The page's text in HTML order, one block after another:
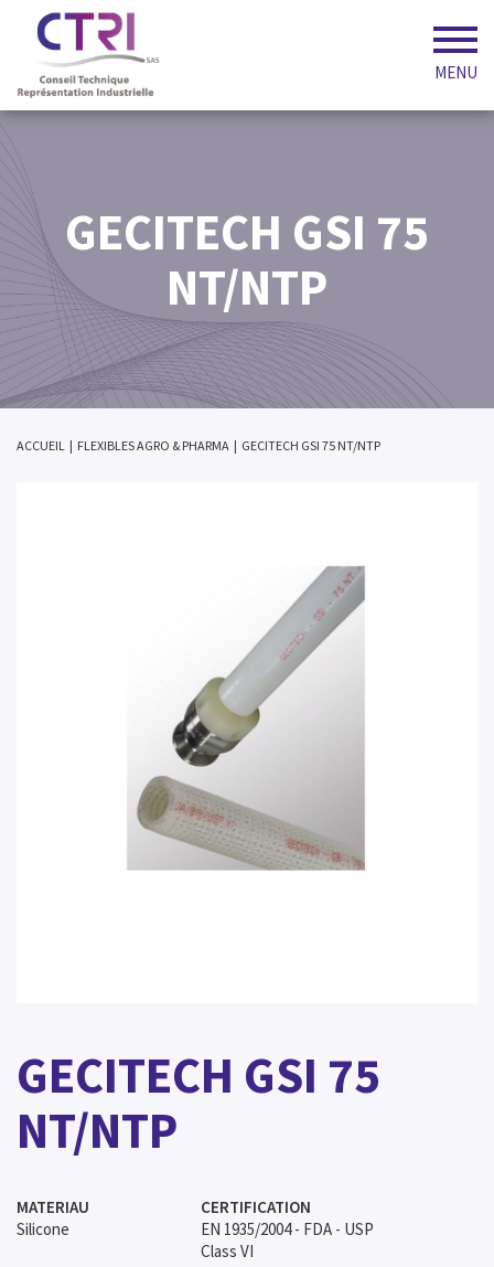
MENU
GECITECH GSI 75
NT/NTP
ACCUEIL | FLEXIBLES AGRO & PHARMA | GECITECH GSI 75 NT/NTP
GECITECH GSI 75
NT/NTP
MATERIAU
Silicone
CERTIFICATION
EN 1935/2004 - FDA - USP
Class VI